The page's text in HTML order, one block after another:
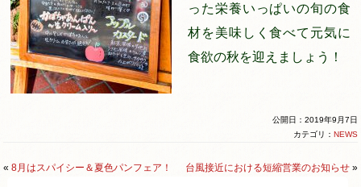
った栄養いっぱいの旬の食
材を美味しく食べて元気に
食欲の秋を迎えましょう！
公開日：2019年9月7日
カテゴリ： NEWS
«8月はスパイシー＆夏色パンフェア！ 台風接近における短縮営業のお知らせ»